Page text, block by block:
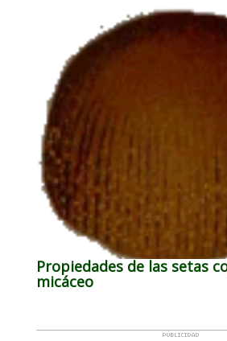
Propiedades de las setas
micáceo